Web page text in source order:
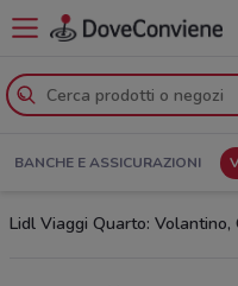
BANCHE E ASSICURAZIONI
Lidl Viaggi Quarto: